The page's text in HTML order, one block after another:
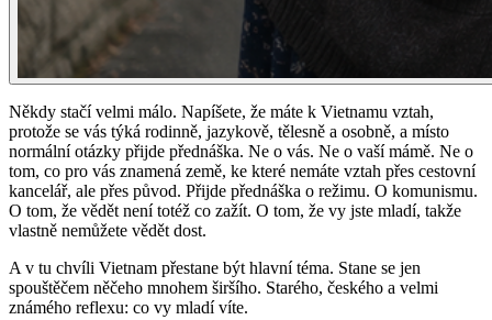
Někdy stačí velmi málo. Napíšete, že máte k Vietnamu vztah,
protože se vás týká rodinně, jazykově, tělesně a osobně, a místo
normální otázky přijde přednáška. Ne o vás. Ne o vaší mámě. Ne o
tom, co pro vás znamená země, ke které nemáte vztah přes cestovní
kancelář, ale přes původ. Přijde přednáška o režimu. O komunismu.
O tom, že vědět není totéž co zažít. O tom, že vy jste mladí, takže
vlastně nemůžete vědět dost.
A v tu chvíli Vietnam přestane být hlavní téma. Stane se jen
spouštěčem něčeho mnohem širšího. Starého, českého a velmi
známého reflexu: co vy mladí víte.